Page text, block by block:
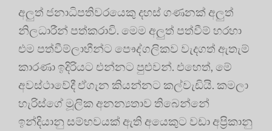
අලුත් ජනාධිපතිවරයෙකු දහස් ගණනක් අලුත්
නිලධාරීන් පත්කරාවි. මෙම අලුත් පත්වීම් හරහා
එම පත්වීම්ලාභීන්ට පෞද්ගලිකව වැදගත් ඇතැම්
කාරණා ඉදිරියට එන්නට පුළුවන්. එහෙත්, මේ
අවස්ථාවේදී ඒගැන කියන්නට කල්වැඩියි. කමලා
හැරිස්ගේ මූලික අනන්‍යතාව තිබෙන්නේ
ඉන්දියානු සම්භවයක් ඇති අයෙකුට වඩා අප්‍රිකානු